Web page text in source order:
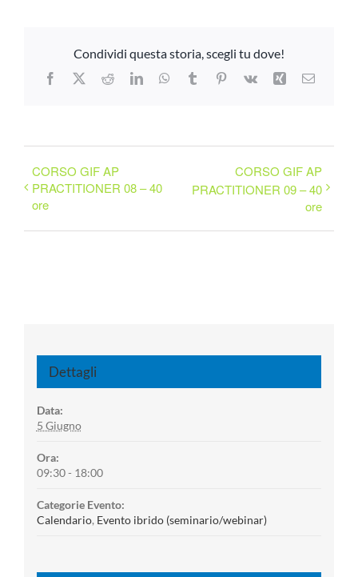
Condividi questa storia, scegli tu dove!
Facebook
X RedditLinkedInWhatsApp
TumblrPinterest
Vk Xing Email
CORSO GIF AP
PRACTITIONER 08 – 40
ore
CORSO GIF AP
PRACTITIONER 09 – 40
ore
Dettagli
Data:
5 Giugno
Ora:
09:30 - 18:00
Categorie Evento:
Calendario, Evento ibrido (seminario/webinar)